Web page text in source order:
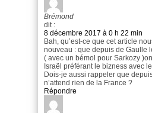
Brémond
dit :
8 décembre 2017 à 0 h 22 min
Bah, qu’est-ce que cet article
nouveau : que depuis de Gaulle
( avec un bémol pour Sarkozy
Israël préférant le bizness avec
Dois-je aussi rappeler que
n’attend rien de la France ?
Répondre